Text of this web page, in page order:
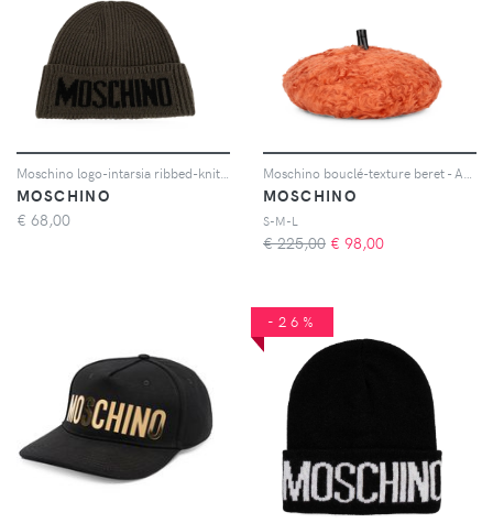
MOSCHINO
€ 68,00
MOSCHINO
S-M-L
€ 225,00 € 98,00
-26%